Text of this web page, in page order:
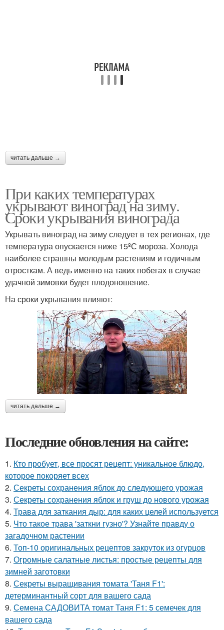
читать дальше →
При каких температурах
укрывают виноград на зиму.
Сроки укрывания винограда
Укрывать виноград на зиму следует в тех регионах, где
температура опускается ниже 15ºС мороза. Холода
наиболее страшны молодым растениям и годичным
отросткам. А ведь именно на таких побегах в случае
удачной зимовки будет плодоношение.
На сроки укрывания влияют:
читать дальше →
Последние обновления на сайте:
1. Кто пробует, все просят рецепт: уникальное блюдо,
которое покоряет всех
2. Секреты сохранения яблок до следующего урожая
3. Секреты сохранения яблок и груш до нового урожая
4. Трава для заткания дыр: для каких целей используется
5. Что такое трава 'заткни гузно'? Узнайте правду о
загадочном растении
6. Топ-10 оригинальных рецептов закруток из огурцов
7. Огромные салатные листья: простые рецепты для
зимней заготовки
8. Секреты выращивания томата 'Таня F1':
детерминантный сорт для вашего сада
9. Семена САДОВИТА томат Таня F1: 5 семечек для
вашего сада